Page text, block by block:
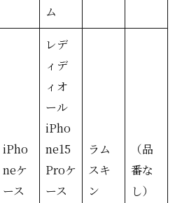
ム
iPho
neケ
ース
レデ
ィデ
ィオ
ール
iPho
ne15
Proケ
ース
ラム
スキ
ン
（品
番な
し）